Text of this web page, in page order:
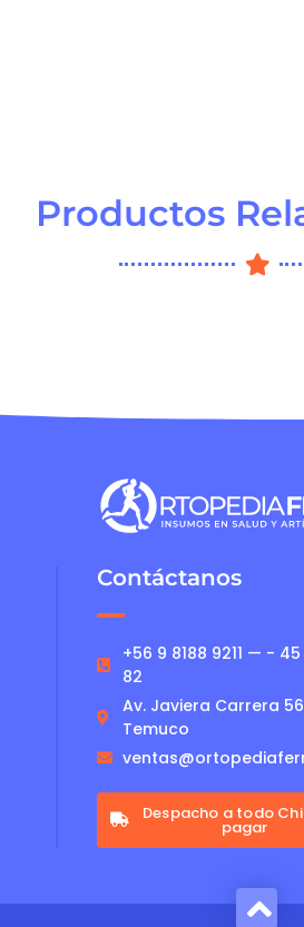
Productos
Contáctanos
+56 9 8188 9211 — -
82
Av. Javiera Carrera
Temuco
Despacho a todo
pagar